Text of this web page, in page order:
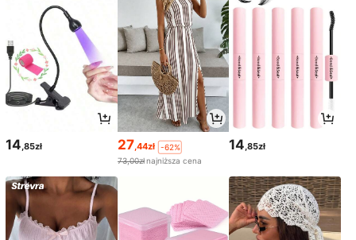
14,85zł 27,44zł
-62%
73,00złnajniższa cena
14,85zł